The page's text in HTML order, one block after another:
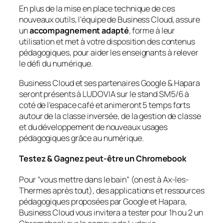
En plus de la mise en place technique de ces
nouveaux outils, l’équipe de Business Cloud, assure
unaccompagnement adapté, forme à leur
utilisation et met à votre disposition des contenus
pédagogiques, pour aider les enseignants à relever
le défi du numérique.
Business Cloud et ses partenaires Google & Hapara
seront présents à LUDOVIA sur le stand SM5/6 à
coté de l’espace café et animeront 5 temps forts
autour de la classe inversée, de la gestion de classe
et du développement de nouveaux usages
pédagogiques grâce au numérique.
Testez & Gagnez peut-être un Chromebook
Pour “vous mettre dans le bain” (on est à Ax-les-
Thermes après tout), des applications et ressources
pédagogiques proposées par Google et Hapara,
Business Cloud vous invitera a tester pour 1h ou 2 un